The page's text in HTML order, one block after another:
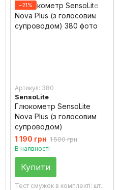
−21%
Артикул: 380
SensoLite
Глюкометр SensoLite
Nova Plus (з голосовим
супроводом)
1 190 грн 1 500 грн
В наявності
Купити
Тест смужок в комплекті: шт.